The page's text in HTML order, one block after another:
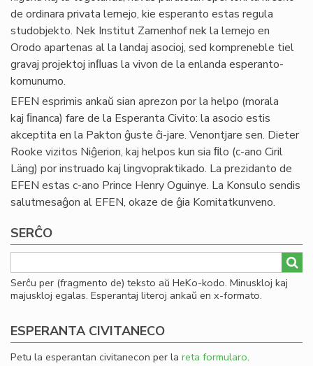
de ordinara privata lernejo, kie esperanto estas regula
studobjekto. Nek Institut Zamenhof nek la lernejo en
Orodo apartenas al la landaj asocioj, sed kompreneble tiel
gravaj projektoj inﬂuas la vivon de la enlanda esperanto-
komunumo.
EFEN esprimis ankaŭ sian aprezon por la helpo (morala
kaj ﬁnanca) fare de la Esperanta Civito: la asocio estis
akceptita en la Pakton ĝuste ĉi-jare. Venontjare sen. Dieter
Rooke vizitos Niĝerion, kaj helpos kun sia ﬁlo (c-ano Ciril
Läng) por instruado kaj lingvopraktikado. La prezidanto de
EFEN estas c-ano Prince Henry Oguinye. La Konsulo sendis
salutmesaĝon al EFEN, okaze de ĝia Komitatkunveno.
SERĈO
Serĉu per (fragmento de) teksto aŭ HeKo-kodo. Minuskloj kaj
majuskloj egalas. Esperantaj literoj ankaŭ en x-formato.
ESPERANTA CIVITANECO
Petu la esperantan civitanecon per la reta formularo.